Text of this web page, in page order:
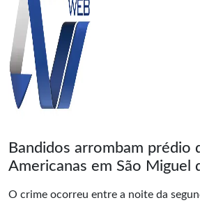
Bandidos arrombam prédio
Americanas em São Miguel
O crime ocorreu entre a noite da